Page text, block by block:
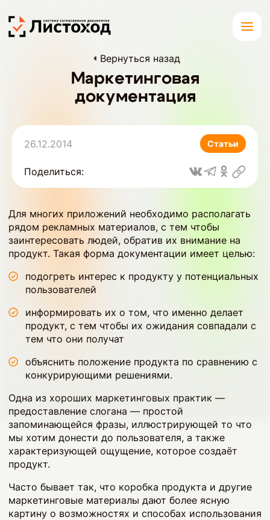
Вернуться назад
Маркетинговая
документация
26.12.2014 Статьи
Поделиться:
Для многих приложений необходимо располагать
рядом рекламных материалов, с тем чтобы
заинтересовать людей, обратив их внимание на
продукт. Такая форма документации имеет целью:
подогреть интерес к продукту у потенциальных
пользователей
информировать их о том, что именно делает
продукт, с тем чтобы их ожидания совпадали с
тем что они получат
объяснить положение продукта по сравнению с
конкурирующими решениями.
Одна из хороших маркетинговых практик —
предоставление слогана — простой
запоминающейся фразы, иллюстрирующей то что
мы хотим донести до пользователя, а также
характеризующей ощущение, которое создаёт
продукт.
Часто бывает так, что коробка продукта и другие
маркетинговые материалы дают более ясную
картину о возможностях и способах использования